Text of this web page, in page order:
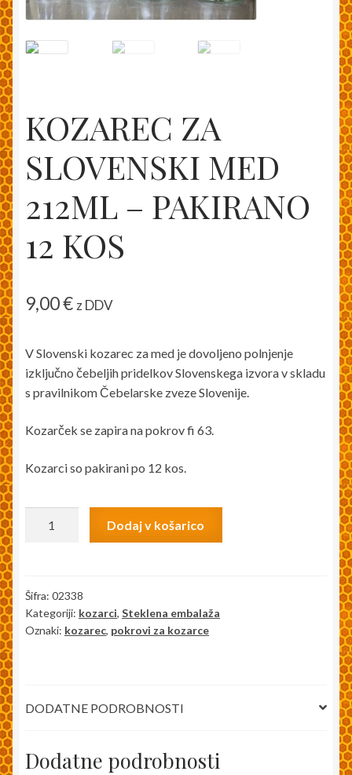
Moj račun
KOZAREC ZA
SLOVENSKI MED
212ML – PAKIRANO
12 KOS
9,00€z DDV
V Slovenski kozarec za med je dovoljeno polnjenje
izključno čebeljih pridelkov Slovenskega izvora v skladu
s pravilnikom Čebelarske zveze Slovenije.
Kozarček se zapira na pokrov fi 63.
Kozarci so pakirani po 12 kos.
212ML
-
PAKIRANO
Dodaj v košarico
Šifra: 02338
Kategoriji: kozarci, Steklena embalaža
Oznaki: kozarec, pokrovi za kozarce
DODATNE PODROBNOSTI
Dodatne podrobnosti